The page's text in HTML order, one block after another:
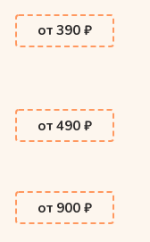
от 390 ₽
от 490 ₽
от 900 ₽